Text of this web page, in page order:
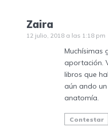
Zaira
12 julio, 2018 a las 1:18 pm
Muchísimas
aportación.
libros que
aún ando
anatomía.
Contestar